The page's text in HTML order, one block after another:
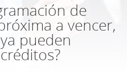
de
a vencer,
pueden